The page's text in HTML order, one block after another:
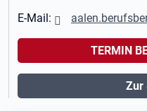
E-Mail:
TERMIN
Zur